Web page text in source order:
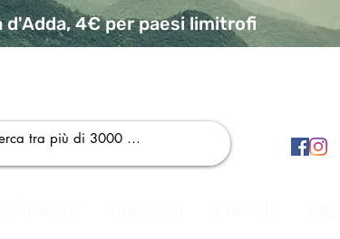
d'Adda, 4€ per paesi limitrofi